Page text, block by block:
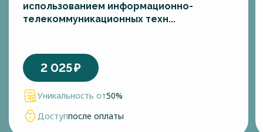
использованием информационно-
телекоммуникационных техн...
2 025₽
Уникальность от50%
Доступпосле оплаты